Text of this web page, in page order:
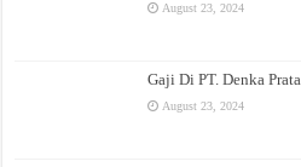
August 23, 2024
Gaji Di PT. Denka
August 23, 2024